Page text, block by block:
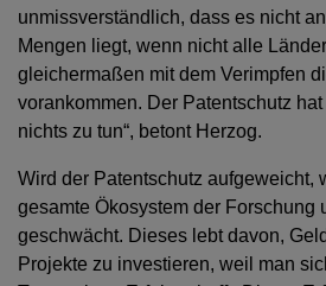
unmissverständlich, dass es nicht
Mengen liegt, wenn nicht alle
gleichermaßen mit dem Verimpfen
vorankommen. Der Patentschutz
nichts zu tun“, betont Herzog.
Wird der Patentschutz aufgeweicht,
gesamte Ökosystem der Forschung
geschwächt. Dieses lebt davon,
Projekte zu investieren, weil man